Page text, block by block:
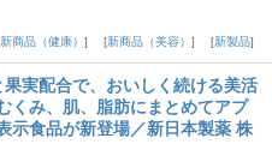
新商品（健康） 新商品（美容） 新製品
実配合で、おいしく続ける美活
くみ、肌、脂肪にまとめてアプ
示食品が新登場／新日本製薬 株